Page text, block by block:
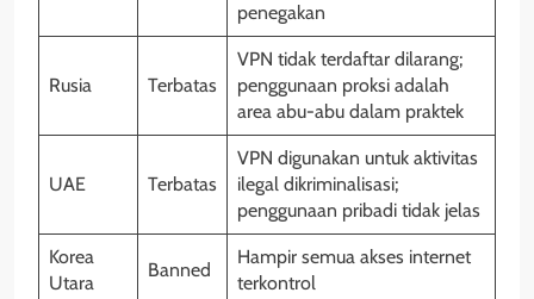
penegakan
Rusia Terbatas
VPN tidak terdaftar dilarang;
penggunaan proksi adalah
area abu-abu dalam praktek
UAE Terbatas
VPN digunakan untuk aktivitas
ilegal dikriminalisasi;
penggunaan pribadi tidak jelas
Korea
Utara
Banned
Hampir semua akses internet
terkontrol